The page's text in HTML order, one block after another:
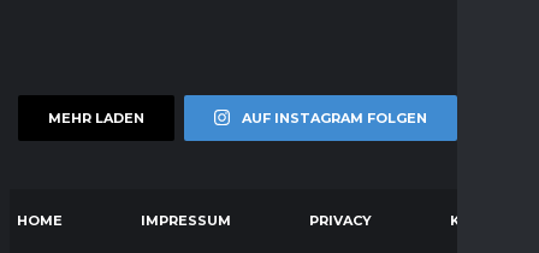
MEHR LADEN AUF INSTAGRAM FOLGEN
HOME IMPRESSUM PRIVACY KONTAKT